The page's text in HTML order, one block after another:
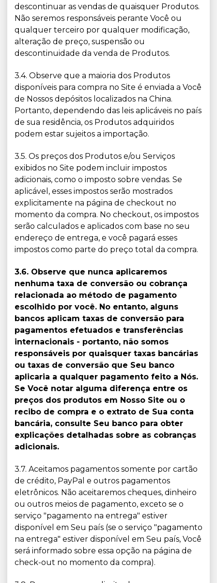
descontinuar as vendas de quaisquer Produtos.
Não seremos responsáveis perante Você ou
qualquer terceiro por qualquer modificação,
alteração de preço, suspensão ou
descontinuidade da venda de Produtos.
3.4. Observe que a maioria dos Produtos
disponíveis para compra no Site é enviada a Você
de Nossos depósitos localizados na China.
Portanto, dependendo das leis aplicáveis no país
de sua residência, os Produtos adquiridos
podem estar sujeitos a importação.
3.5. Os preços dos Produtos e/ou Serviços
exibidos no Site podem incluir impostos
adicionais, como o imposto sobre vendas. Se
aplicável, esses impostos serão mostrados
explicitamente na página de checkout no
momento da compra. No checkout, os impostos
serão calculados e aplicados com base no seu
endereço de entrega, e você pagará esses
impostos como parte do preço total da compra.
3.6. Observe que nunca aplicaremos
nenhuma taxa de conversão ou cobrança
relacionada ao método de pagamento
escolhido por você. No entanto, alguns
bancos aplicam taxas de conversão para
pagamentos efetuados e transferências
internacionais - portanto, não somos
responsáveis por quaisquer taxas bancárias
ou taxas de conversão que Seu banco
aplicaria a qualquer pagamento feito a Nós.
Se Você notar alguma diferença entre os
preços dos produtos em Nosso Site ou o
recibo de compra e o extrato de Sua conta
bancária, consulte Seu banco para obter
explicações detalhadas sobre as cobranças
adicionais.
3.7. Aceitamos pagamentos somente por cartão
de crédito, PayPal e outros pagamentos
eletrônicos. Não aceitaremos cheques, dinheiro
ou outros meios de pagamento, exceto se o
serviço "pagamento na entrega" estiver
disponível em Seu país (se o serviço "pagamento
na entrega" estiver disponível em Seu país, Você
será informado sobre essa opção na página de
check-out no momento da compra).